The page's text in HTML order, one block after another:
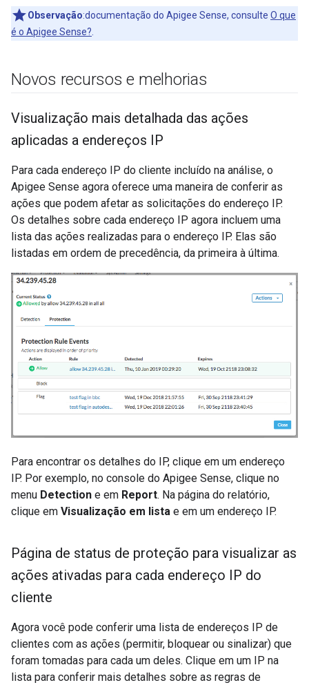
Observação:documentação do Apigee Sense, consulte O que
é o Apigee Sense?
Novos recursos e melhorias
Visualização mais detalhada das ações
aplicadas a endereços IP
Para cada endereço IP do cliente incluído na análise, o
Apigee Sense agora oferece uma maneira de conferir as
ações que podem afetar as solicitações do endereço IP.
Os detalhes sobre cada endereço IP agora incluem uma
lista das ações realizadas para o endereço IP. Elas são
listadas em ordem de precedência, da primeira à última.
Para encontrar os detalhes do IP, clique em um endereço
IP. Por exemplo, no console do Apigee Sense, clique no
menu Detection e em Report. Na página do relatório,
clique em Visualização em lista e em um endereço IP.
Página de status de proteção para visualizar as
ações ativadas para cada endereço IP do
cliente
Agora você pode conferir uma lista de endereços IP de
clientes com as ações (permitir, bloquear ou sinalizar) que
foram tomadas para cada um deles. Clique em um IP na
lista para conferir mais detalhes sobre as regras de